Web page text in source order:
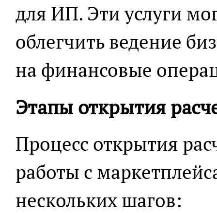
для ИП. Эти услуги
облегчить ведение
на финансовые
Этапы открытия
Процесс открытия
работы с
нескольких шагов: